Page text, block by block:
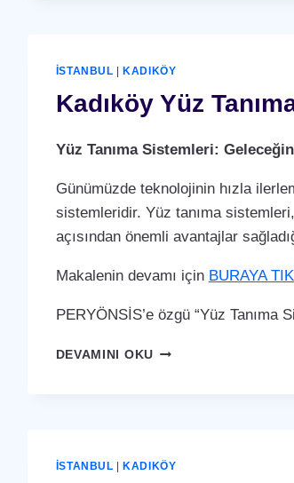
İSTANBUL KADIKÖY
Kadıköy Yüz
Yüz Tanıma Sistemleri:
Günümüzde teknolojinin hızla
sistemleridir. Yüz tanıma
açısından önemli avantajlar
Makalenin devamı için BURAYA
PERYÖNSİS’e özgü “Yüz Tanıma
DEVAMINI OKUKADIKÖY
İSTANBUL KADIKÖY